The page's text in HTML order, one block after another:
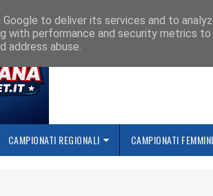
CAMPIONATI REGIONALI CAMPIONATI
to deliver its services and to
with performance and security metrics
address abuse.